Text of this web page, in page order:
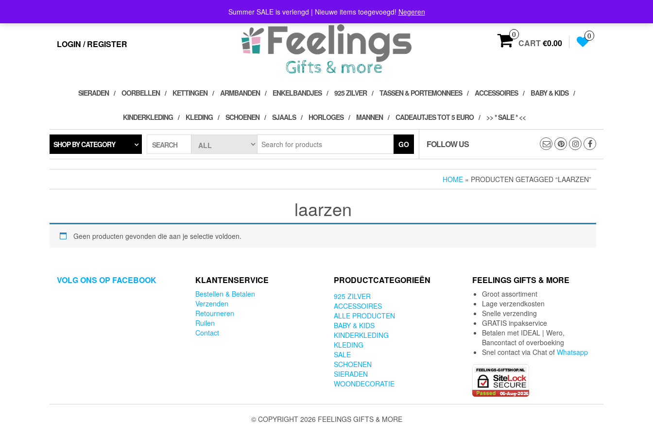
the
Summer SALE is verlengd | Nieuwe items toegevoegd! Negeren
LOGIN / REGISTER
0
CART€0.00
0
SIERADEN OORBELLEN KETTINGEN ARMBANDEN ENKELBANDJES 925 ZILVER TASSEN & PORTEMONNEES ACCESSOIRES BABY & KIDS
KINDERKLEDING KLEDING SCHOENEN SJAALS HORLOGES MANNEN CADEAUTJES TOT 5 EURO >> * SALE * <<
SHOP BY CATEGORY SEARCH GO FOLLOW US
HOME » PRODUCTEN GETAGGED “LAARZEN”
laarzen
Geen producten gevonden die aan je selectie voldoen.
VOLG ONS OP FACEBOOK KLANTENSERVICE
Bestellen & Betalen
Verzenden
Retourneren
Ruilen
Contact
PRODUCTCATEGORIEËN
925 ZILVER
ACCESSOIRES
ALLE PRODUCTEN
BABY & KIDS
KINDERKLEDING
KLEDING
SALE
SCHOENEN
SIERADEN
WOONDECORATIE
FEELINGS GIFTS & MORE
Groot assortiment
Lage verzendkosten
Snelle verzending
GRATIS inpakservice
Betalen met IDEAL | Wero,
Bancontact of overboeking
Snel contact via Chat of Whatsapp
© COPYRIGHT 2026 FEELINGS GIFTS & MORE